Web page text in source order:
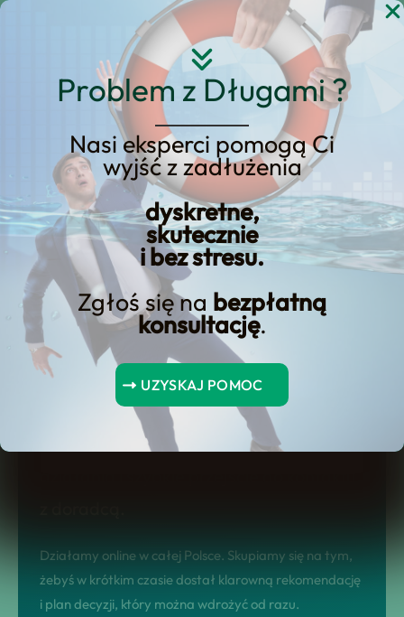
Problem z Długami ?
Nasi eksperci pomogą Ci
wyjść z zadłużenia
dyskretne,
skutecznie
i bez stresu.
Zgłoś się na bezpłatną
konsultację.
UZYSKAJ POMOC
Przejdź
KREDYT123.PL – OFERTA SPRZEDAŻOWA
Pożyczka W Domu
Klienta
Jeśli rozważasz pożyczka w domu
klienta, potrzebujesz konkretnej oferty
sprzedażowej, a nie ogólników. Na tej
stronie dostajesz jasny model
współpracy, realne scenariusze
Działamy online w całej Polsce. Skupiamy się na tym,
żebyś w krótkim czasie dostał klarowną rekomendację
i plan decyzji, który można wdrożyć od razu.